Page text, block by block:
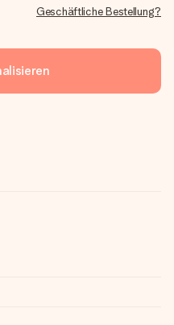
Geschäftliche Bestellung?